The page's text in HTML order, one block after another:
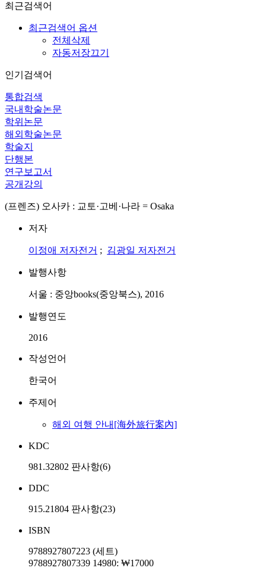
최근검색어
최근검색어 옵션
전체삭제
자동저장끄기
인기검색어
통합검색
국내학술논문
학위논문
해외학술논문
학술지
단행본
연구보고서
공개강의
(프렌즈) 오사카 : 교토·고베·나라 = Osaka
저자
이정애 저자전거 ; 김광일 저자전거
발행사항
서울 : 중앙books(중앙북스), 2016
발행연도
2016
작성언어
한국어
주제어
해외 여행 안내[海外旅行案內]
KDC
981.32802 판사항(6)
DDC
915.21804 판사항(23)
ISBN
9788927807223 (세트)
9788927807339 14980: ₩17000